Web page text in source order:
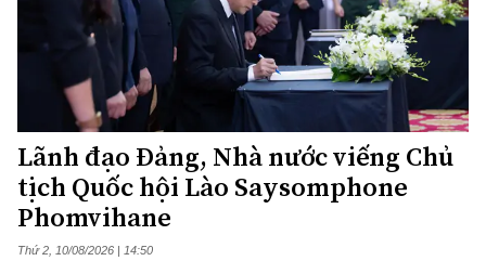
Lãnh đạo Đảng, Nhà nước viếng Chủ
tịch Quốc hội Lào Saysomphone
Phomvihane
Thứ 2, 10/08/2026 | 14:50